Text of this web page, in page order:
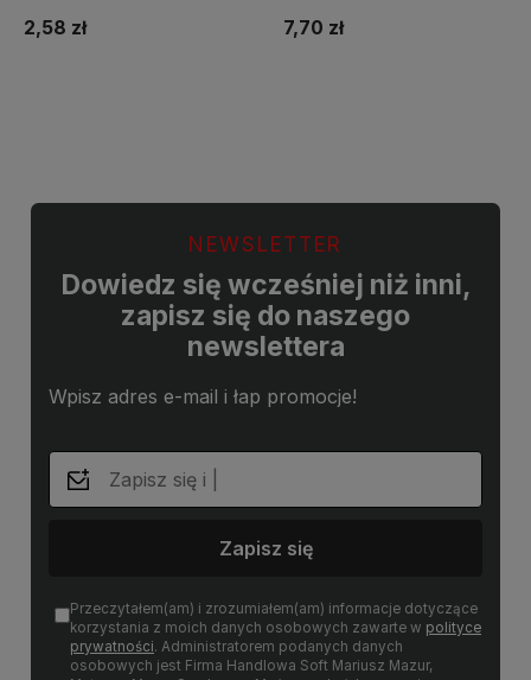
2,58 zł 7,70 zł
NEWSLETTER
Dowiedz się wcześniej niż inni,
zapisz się do naszego
newslettera
Wpisz adres e-mail i łap promocje!
Zapisz się
Przeczytałem(am) i zrozumiałem(am) informacje dotyczące
korzystania z moich danych osobowych zawarte w polityce
prywatności. Administratorem podanych danych
osobowych jest Firma Handlowa Soft Mariusz Mazur,